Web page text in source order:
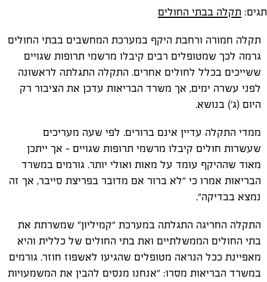
תגים: תקלה בבתי החולים
תקלה חמורה ורחבת היקף במערכת המחשבים בבתי החולים
גרמה לכך שמטופלים רבים קיבלו מרשמי תרופות שגויים
ששייכים בכלל לחולים אחרים. התקלה התגלתה לראשונה
לפני עשרה ימים, אך משרד הבריאות עדכן את הציבור רק
היום (ג') בנושא.
ממדי התקלה עדיין אינם ברורים. לפי שעה מעריכים
שעשרות חולים קיבלו מרשמי תרופות שגויים - אך ייתכן
מאוד שההיקף עומד על מאות ואולי יותר. גורמים במשרד
הבריאות אמרו כי "לא ברור אם מדובר בפריצת סייבר, אך זה
נמצא בבדיקה".
התקלה החריגה התגלתה במערכת "קמיליון" שמשרתת את
בתי החולים הממשלתיים ואת בתי החולים של כללית והיא
מאפיינת ככל הנראה מטופלים שהגיעו לאשפוז חוזר. גורמים
במשרד הבריאות מסרו: "אנחנו מנסים להבין את המשמעויות